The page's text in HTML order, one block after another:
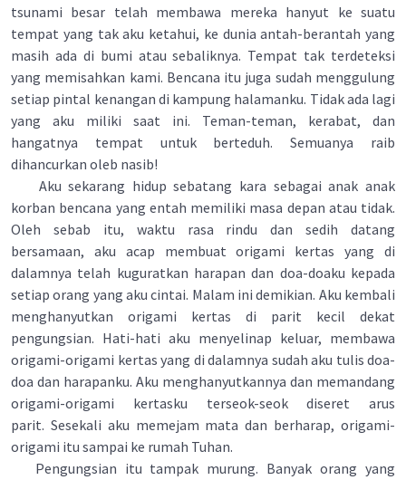
tsunami besar telah membawa mereka hanyut ke suatu
tempat yang tak aku ketahui, ke dunia antah-berantah yang
masih ada di bumi atau sebaliknya. Tempat tak terdeteksi
yang memisahkan kami. Bencana itu juga sudah menggulung
setiap pintal kenangan di kampung halamanku. Tidak ada lagi
yang aku miliki saat ini. Teman-teman, kerabat, dan
hangatnya tempat untuk berteduh. Semuanya raib
dihancurkan oleb nasib!
Aku sekarang hidup sebatang kara sebagai anak­ anak
korban bencana yang entah memiliki masa depan atau tidak.
Oleh sebab itu, waktu rasa rindu dan sedih datang
bersamaan, aku acap membuat origami kertas yang di
dalamnya telah kuguratkan harapan dan doa­-doaku kepada
setiap orang yang aku cintai. Malam ini demikian. Aku kembali
menghanyutkan origami kertas di parit kecil dekat
pengungsian. Hati-hati aku menyelinap keluar, membawa
origami-origami kertas yang di dalamnya sudah aku tulis doa-
doa dan harapanku. Aku menghanyutkannya dan memandang
origami-origami kertasku terseok-seok diseret arus
parit. Sesekali aku memejam mata dan berharap, origami-
origami itu sampai ke rumah Tuhan.
Pengungsian itu tampak murung. Banyak orang yang